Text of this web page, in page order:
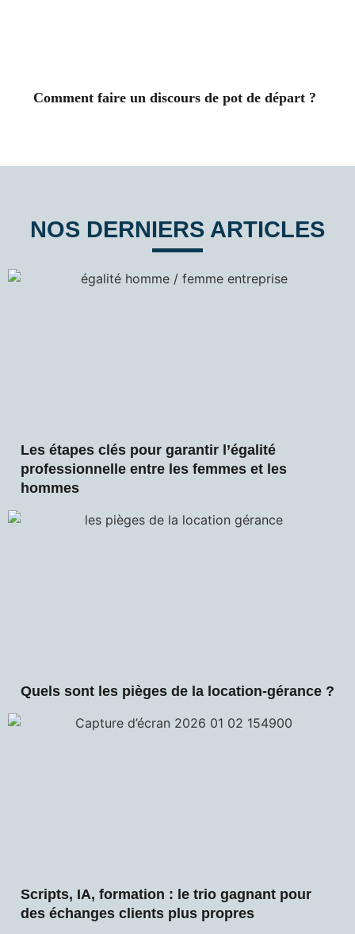
Comment faire un discours de pot de départ ?
NOS DERNIERS ARTICLES
Les étapes clés pour garantir l’égalité
professionnelle entre les femmes et les
hommes
Quels sont les pièges de la location-gérance ?
Scripts, IA, formation : le trio gagnant pour
des échanges clients plus propres